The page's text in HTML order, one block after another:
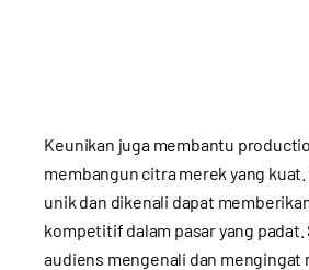
Keunikan juga membantu
membangun citra merek yang
unik dan dikenali dapat
kompetitif dalam pasar yang padat.
audiens mengenali dan